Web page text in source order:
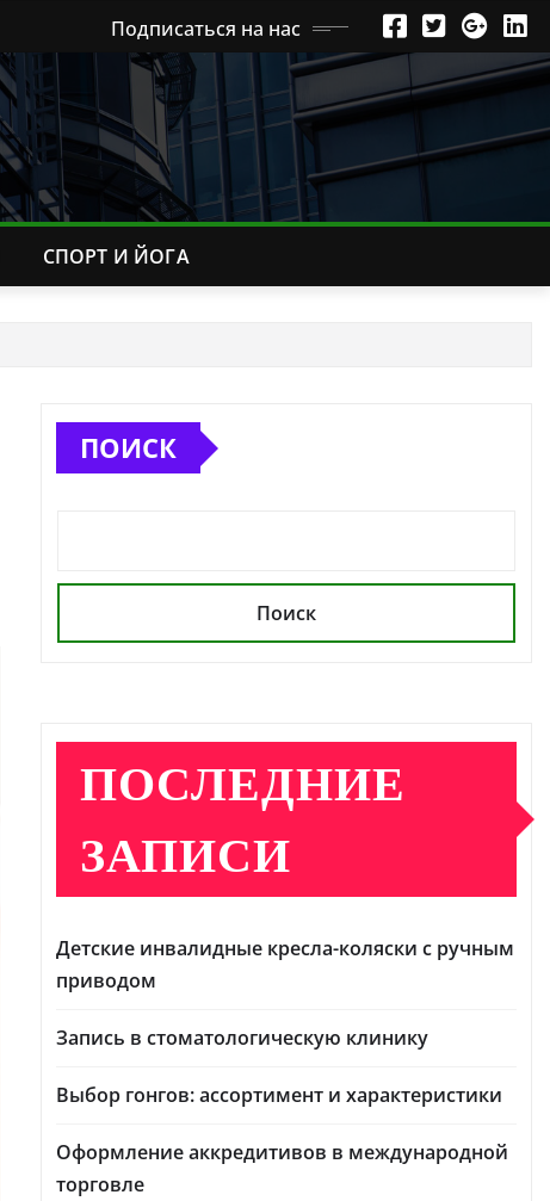
Подписаться на нас
СПОРТ И ЙОГА
ПОИСК
Поиск
ПОСЛЕДНИЕ
ЗАПИСИ
Детские инвалидные кресла-коляски с ручным
приводом
Запись в стоматологическую клинику
Выбор гонгов: ассортимент и характеристики
Оформление аккредитивов в международной
торговле